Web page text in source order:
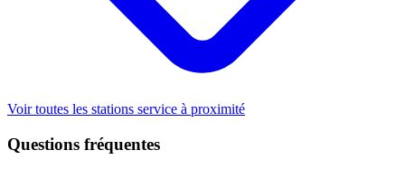
Voir toutes les stations service à proximité
Questions fréquentes